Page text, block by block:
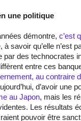
une politique
démontre, c’est
, à savoir qu’elle n’est
par des technocrates
entre ces
au contraire
d’avoir une
au Japon, mais les
Les résultats
pouvoir être